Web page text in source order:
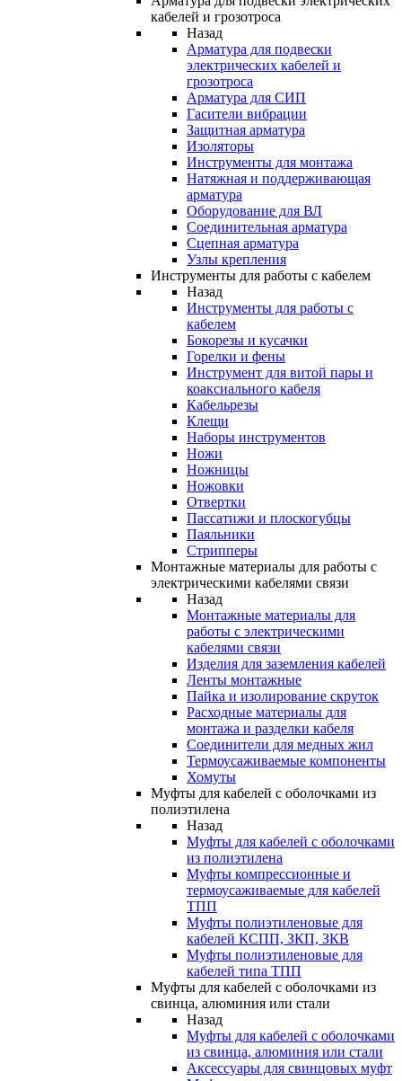
кабелей и грозотроса
Назад
Арматура для подвески
электрических кабелей и
грозотроса
Арматура для СИП
Гасители вибрации
Защитная арматура
Изоляторы
Инструменты для монтажа
Натяжная и поддерживающая
арматура
Оборудование для ВЛ
Соединительная арматура
Сцепная арматура
Узлы крепления
Инструменты для работы с кабелем
Назад
Инструменты для работы с
кабелем
Бокорезы и кусачки
Горелки и фены
Инструмент для витой пары и
коаксиального кабеля
Кабельрезы
Клещи
Наборы инструментов
Ножи
Ножницы
Ножовки
Отвертки
Пассатижи и плоскогубцы
Паяльники
Стрипперы
Монтажные материалы для работы с
электрическими кабелями связи
Назад
Монтажные материалы для
работы с электрическими
кабелями связи
Изделия для заземления кабелей
Ленты монтажные
Пайка и изолирование скруток
Расходные материалы для
монтажа и разделки кабеля
Соединители для медных жил
Термоусаживаемые компоненты
Хомуты
Муфты для кабелей с оболочками из
полиэтилена
Назад
Муфты для кабелей с оболочками
из полиэтилена
Муфты компрессионные и
термоусаживаемые для кабелей
ТПП
Муфты полиэтиленовые для
кабелей КСПП, ЗКП, ЗКВ
Муфты полиэтиленовые для
кабелей типа ТПП
Муфты для кабелей с оболочками из
свинца, алюминия или стали
Назад
Муфты для кабелей с оболочками
из свинца, алюминия или стали
Аксессуары для свинцовых муфт